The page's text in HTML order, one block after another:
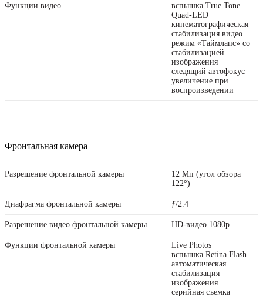
Функции видео
вспышка True Tone
Quad-LED
кинематографическая
стабилизация видео
режим «Таймлапс» со
стабили­зацией
изображения
следящий автофокус
увеличение при
воспроизведении
Фронтальная камера
Разрешение фронтальной камеры
12 Мп (угол обзора
122°)
Диафрагма фронтальной камеры ƒ/2.4
Разрешение видео фронтальной камеры HD-видео 1080p
Функции фронтальной камеры
Live Photos
вспышка Retina Flash
автоматическая
стабилизация
изображения
серийная съемка